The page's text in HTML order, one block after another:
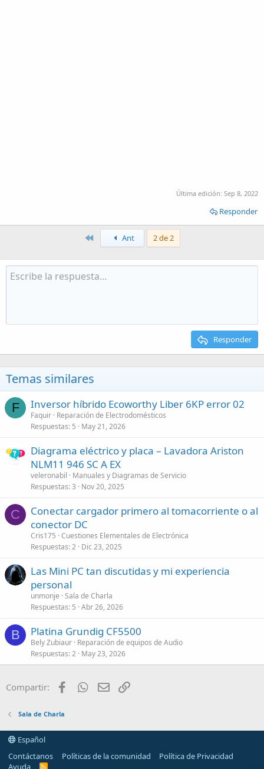
Última edición: Sep 8, 2022
Responder
PrimeroAnt 2 de 2
Responder
Temas similares
F Inversor híbrido Ecoworthy Liber 6KP error 02
Faquir Reparación de Electrodomésticos
Respuestas 5 May 21, 2026
Diagrama eléctrico y placa – Lavadora Ariston
NLM11 946 SC A EX
veleronabil
Manuales y Diagramas de Servicio
Respuestas 3 Nov 20, 2025
C
Conectar cargador primero al tomacorriente o al
conector DC
Cris175 Cuestiones Elementales de Electrónica
Respuestas 2 Dic 23, 2025
Las Mini PC tan discutidas y mi experiencia
personal
unmonje Sala de Charla
Respuestas 5 Abr 26, 2026
B Platina Grundig CF5500
Bely Zubiaur Reparación de equipos de Audio
Respuestas 2 May 23, 2026
Compartir: FacebookWhatsApp
Email
Sala de Charla
Español
Contáctanos
Políticas de la comunidad
Política de Privacidad
Ayuda
R